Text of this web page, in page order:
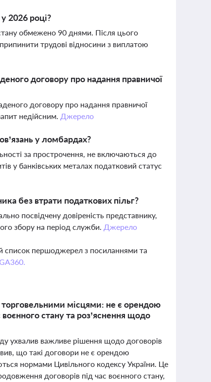
2026 році?
обмежено 90 днями. Після цього
трудові відносини з виплатою
договору про надання правничої
договору про надання правничої
недійсним. Джерело
у ломбардах?
за прострочення, не включаються до
у банківських металах податковий статус
без втрати податкових пільг?
посвідчену довіреність представнику,
збору на період служби. Джерело
список першоджерел з посиланнями та
торговельними місцями: не є орендою
стану та роз’яснення щодо
ухвалив важливе рішення щодо договорів
що такі договори не є орендою
нормами Цивільного кодексу України. Це
договорів під час воєнного стану,